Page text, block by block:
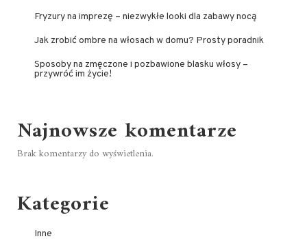
Fryzury na imprezę – niezwykłe looki dla zabawy nocą
Jak zrobić ombre na włosach w domu? Prosty poradnik
Sposoby na zmęczone i pozbawione blasku włosy –
przywróć im życie!
Najnowsze komentarze
Brak komentarzy do wyświetlenia.
Kategorie
Inne